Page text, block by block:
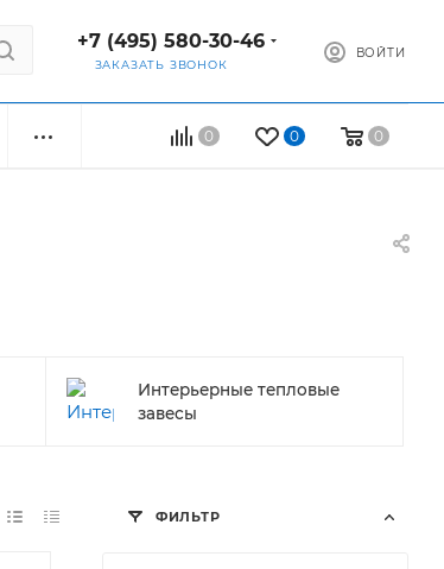
+7 (495) 580-30-46
ЗАКАЗАТЬ ЗВОНОК
ВОЙТИ
0 0 0
Интерьерные тепловые
завесы
ФИЛЬТР